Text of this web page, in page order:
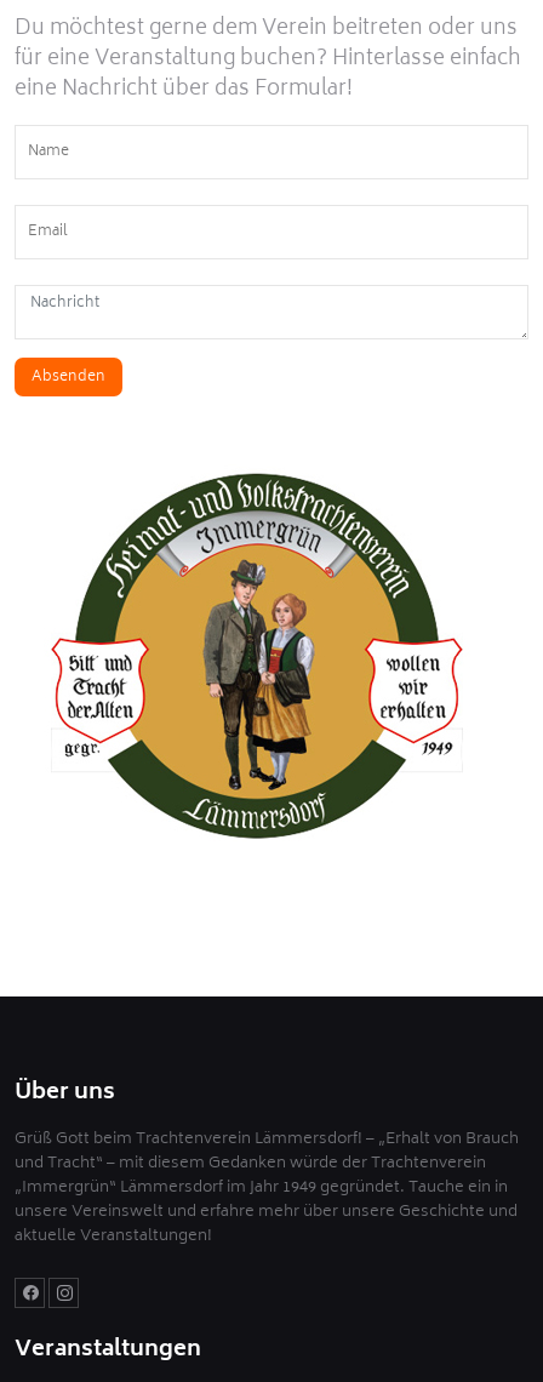
Du möchtest gerne dem Verein beitreten oder uns
für eine Veranstaltung buchen? Hinterlasse einfach
eine Nachricht über das Formular!
Absenden
Über uns
Grüß Gott beim Trachtenverein Lämmersdorf! – „Erhalt von Brauch
und Tracht“ – mit diesem Gedanken würde der Trachtenverein
„Immergrün“ Lämmersdorf im Jahr 1949 gegründet. Tauche ein in
unsere Vereinswelt und erfahre mehr über unsere Geschichte und
aktuelle Veranstaltungen!
Veranstaltungen